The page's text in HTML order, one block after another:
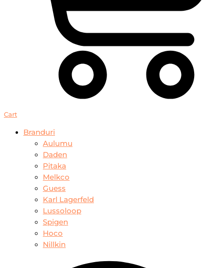
Cart
Branduri
Aulumu
Daden
Pitaka
Melkco
Guess
Karl Lagerfeld
Lussoloop
Spigen
Hoco
Nillkin